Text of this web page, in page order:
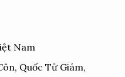
Nam
Quốc Tử Giám,